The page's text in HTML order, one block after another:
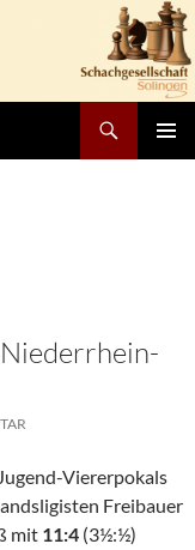
Viererpokals
Freibauer
mit 11:4 (3½:½)